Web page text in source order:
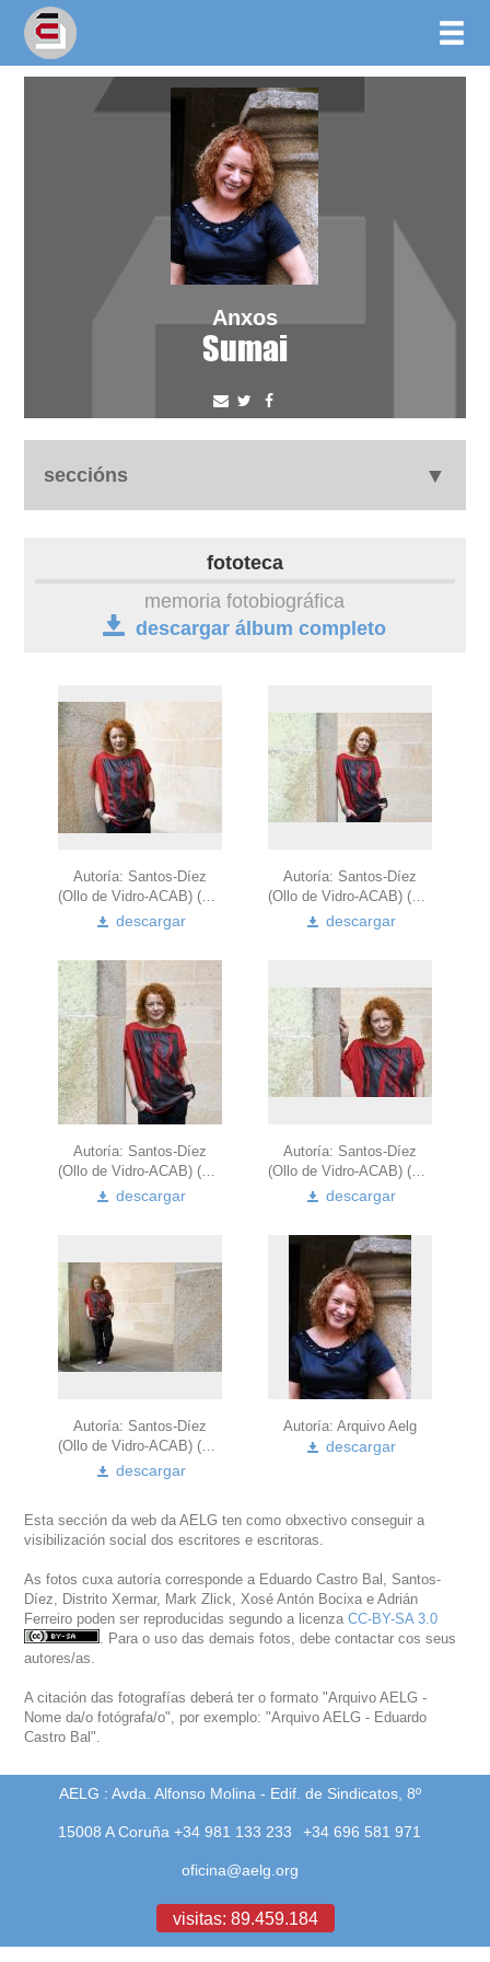
Anxos
Sumai
seccións
videoteca
outros docs
fototeca
memoria fotobiográfica
descargar álbum completo
Autoría: Santos-Díez
(Ollo de Vidro-ACAB) (2010)
descargar
Autoría: Santos-Díez
(Ollo de Vidro-ACAB) (2010)
descargar
Autoría: Santos-Díez
(Ollo de Vidro-ACAB) (2010)
descargar
Autoría: Santos-Díez
(Ollo de Vidro-ACAB) (2010)
descargar
Autoría: Santos-Díez
(Ollo de Vidro-ACAB) (2010)
descargar
Autoría: ArquivoAelg
descargar
Esta sección da web da AELG ten como obxectivo conseguir a
visibilización social dos escritores e escritoras.
As fotos cuxa autoría corresponde a Eduardo Castro Bal, Santos-
Díez, Distrito Xermar, Mark Zlick, Xosé Antón Bocixa e Adrián
Ferreiro poden ser reproducidas segundo a licenzaCC-BY-SA 3.0
. Para o uso das demais fotos, debe contactar cos seus
autores/as.
A citación das fotografías deberá ter o formato "Arquivo AELG -
Nome da/o fotógrafa/o", por exemplo: "Arquivo AELG - Eduardo
Castro Bal".
AELG : Avda. Alfonso Molina - Edif. de Sindicatos, 8º
15008 A Coruña +34 981 133 233 +34 696 581 971
oficina@aelg.org
visitas: 89.459.184